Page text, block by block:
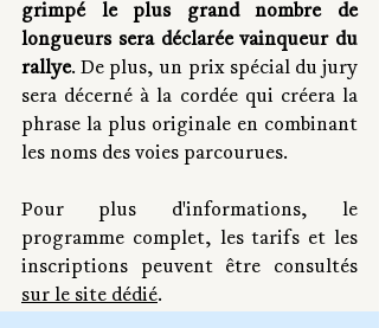
grimpé le plus grand nombre de
longueurs sera déclarée vainqueur du
rallye. De plus, un prix spécial du jury
sera décerné à la cordée qui créera la
phrase la plus originale en combinant
les noms des voies parcourues.
Pour plus d'informations, le
programme complet, les tarifs et les
sur le site dédié.